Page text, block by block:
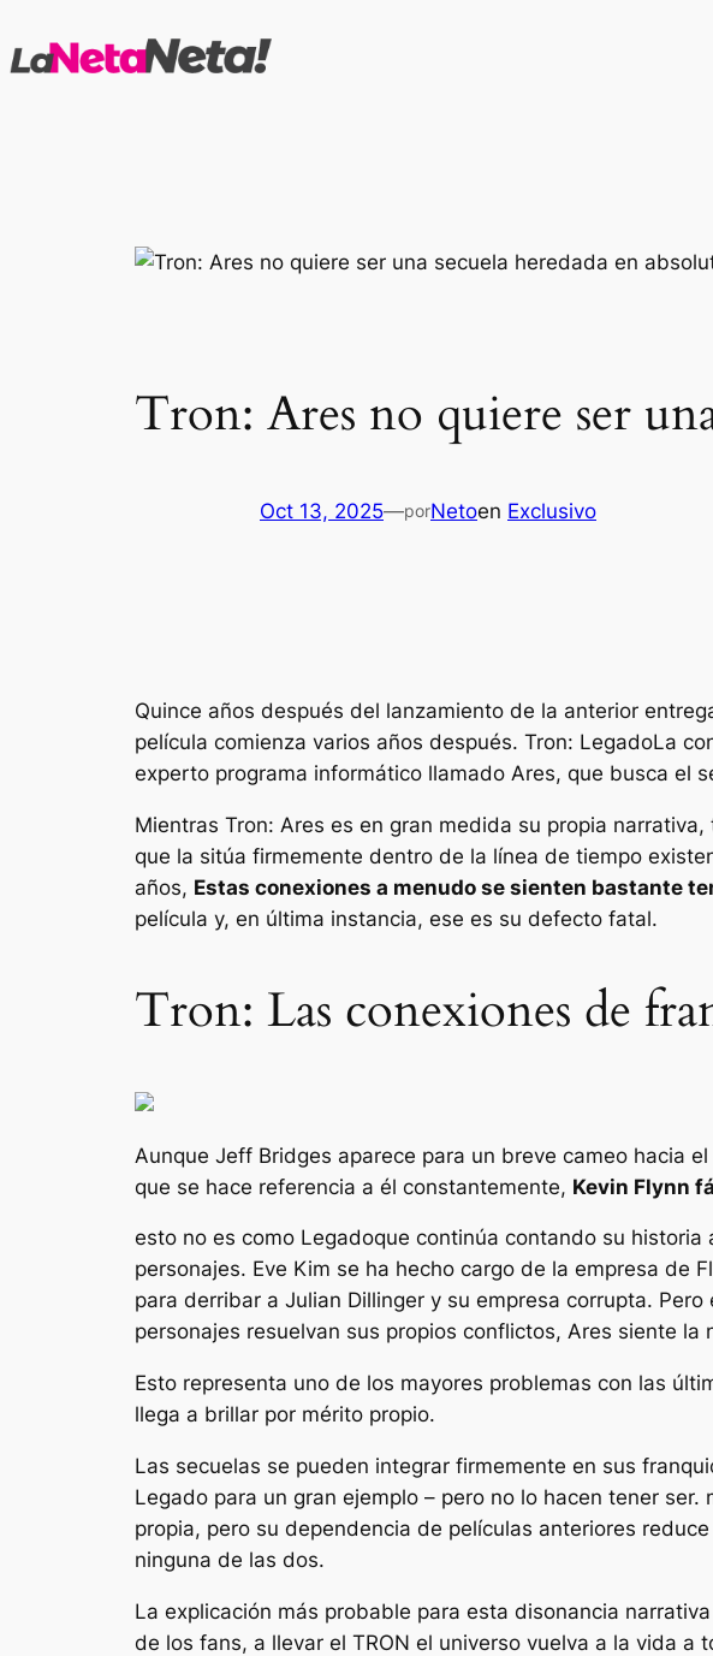
al
Tron: Ares no quiere ser
Oct 13, 2025—porNetoen Exclusivo
Quince años después del lanzamiento de la anterior
película comienza varios años después. Tron: LegadoLa
experto programa informático llamado Ares, que busca el
Mientras Tron: Ares es en gran medida su propia
que la sitúa firmemente dentro de la línea de tiempo
años, Estas conexiones a menudo se sienten bastante
película y, en última instancia, ese es su defecto fatal.
Tron: Las conexiones de
Aunque Jeff Bridges aparece para un breve cameo hacia
que se hace referencia a él constantemente, Kevin Flynn
esto no es como Legadoque continúa contando su
personajes. Eve Kim se ha hecho cargo de la empresa de
para derribar a Julian Dillinger y su empresa corrupta.
personajes resuelvan sus propios conflictos, Ares siente la
Esto representa uno de los mayores problemas con las
llega a brillar por mérito propio.
Las secuelas se pueden integrar firmemente en sus
Legado para un gran ejemplo – pero no lo hacen tener ser.
propia, pero su dependencia de películas anteriores
ninguna de las dos.
La explicación más probable para esta disonancia
de los fans, a llevar el TRON el universo vuelva a la vida a